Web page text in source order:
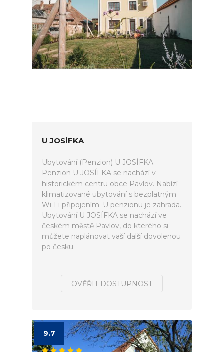
U JOSÍFKA
Ubytování (Penzion) U JOSÍFKA.
Penzion U JOSÍFKA se nachází v
historickém centru obce Pavlov. Nabízí
klimatizované ubytování s bezplatným
Wi-Fi připojením. U penzionu je zahrada.
Ubytování U JOSÍFKA se nachází ve
českém městě Pavlov, do kterého si
můžete naplánovat vaší další dovolenou
po česku.
OVĚŘIT DOSTUPNOST
9.7